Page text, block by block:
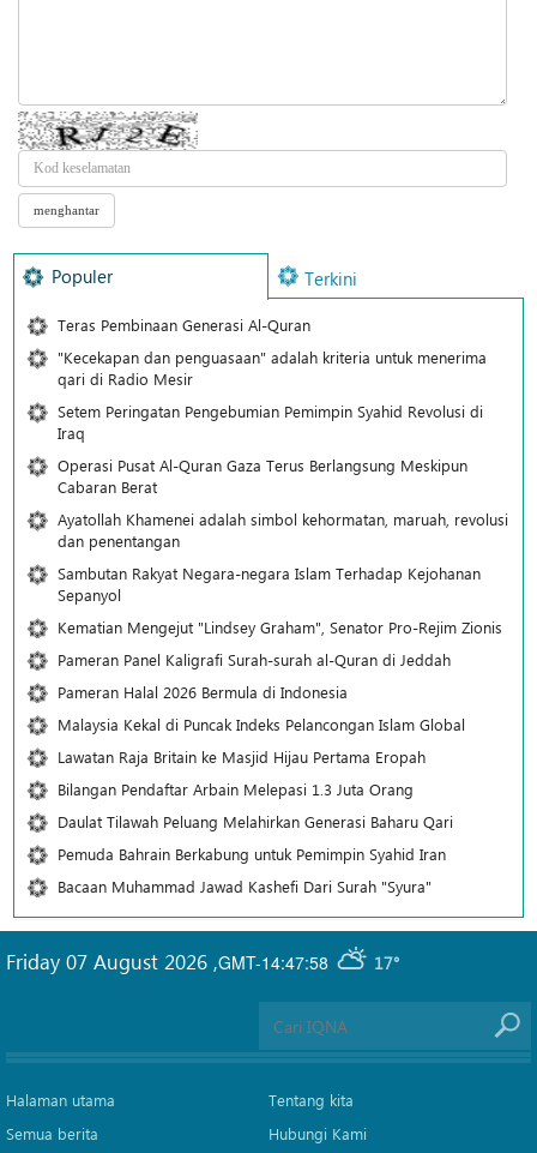
Populer Terkini
Teras Pembinaan Generasi Al-Quran
"Kecekapan dan penguasaan" adalah kriteria untuk menerima
qari di Radio Mesir
Setem Peringatan Pengebumian Pemimpin Syahid Revolusi di
Iraq
Operasi Pusat Al-Quran Gaza Terus Berlangsung Meskipun
Cabaran Berat
Ayatollah Khamenei adalah simbol kehormatan, maruah, revolusi
dan penentangan
Sambutan Rakyat Negara-negara Islam Terhadap Kejohanan
Sepanyol
Kematian Mengejut "Lindsey Graham", Senator Pro-Rejim Zionis
Pameran Panel Kaligrafi Surah-surah al-Quran di Jeddah
Pameran Halal 2026 Bermula di Indonesia
Malaysia Kekal di Puncak Indeks Pelancongan Islam Global
Lawatan Raja Britain ke Masjid Hijau Pertama Eropah
Bilangan Pendaftar Arbain Melepasi 1.3 Juta Orang
Daulat Tilawah Peluang Melahirkan Generasi Baharu Qari
Pemuda Bahrain Berkabung untuk Pemimpin Syahid Iran
Bacaan Muhammad Jawad Kashefi Dari Surah "Syura"
GMT-14:47:58 17°
Friday 07 August 2026 ,
Halaman utama
Semua berita
Tentang kita
Hubungi Kami